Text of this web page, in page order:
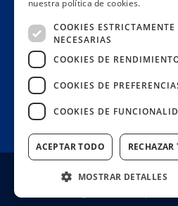
Muro de
Únete
Fundación Ciudadana Civio
nuestra política de cookies.
COOKIES ESTRICTAMENTE
NECESARIAS
COOKIES DE
COOKIES DE
COOKIES DE
ACEPTAR TODO RECHAZAR
MOSTRAR DETALLES